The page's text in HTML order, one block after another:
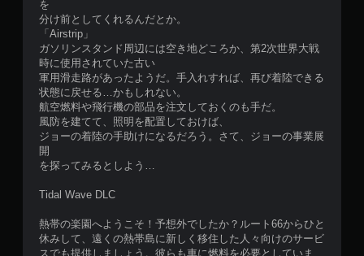
を
分け前としてくれるんだとか。
「Airstrip」
ガソリンスタンド周辺には空き地どころか、第2次世界大戦
時に使用されていた古い
軍用滑走路があったようだ。手入れすれば、再び着陸できる
状態に戻せる…かもしれない。
航空燃料や飛行機の部品を注文しておくのも手だ。
風防を建てて、照明を配置しておけば、
ジョーの着陸の手助けになるだろう。さて、ジョーの事業展
開
を探ってみるとしよう…
Tidal Wave DLC
熱帯の楽園へようこそ！予想外でしたか？ルート66からひと
休みして、遠くの熱帯島に新しく移住した人々向けのサービ
スでも提供しましょう。彼らも車に燃料を必要としていま